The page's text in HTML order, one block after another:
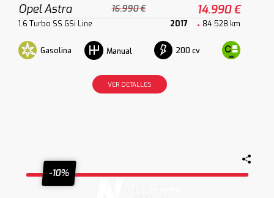
Opel Astra 16.990 € 14.990 €
1.6 Turbo SS GSi Line 2017 84.528 km
Gasolina Manual 200 cv
VER DETALLES
-10%